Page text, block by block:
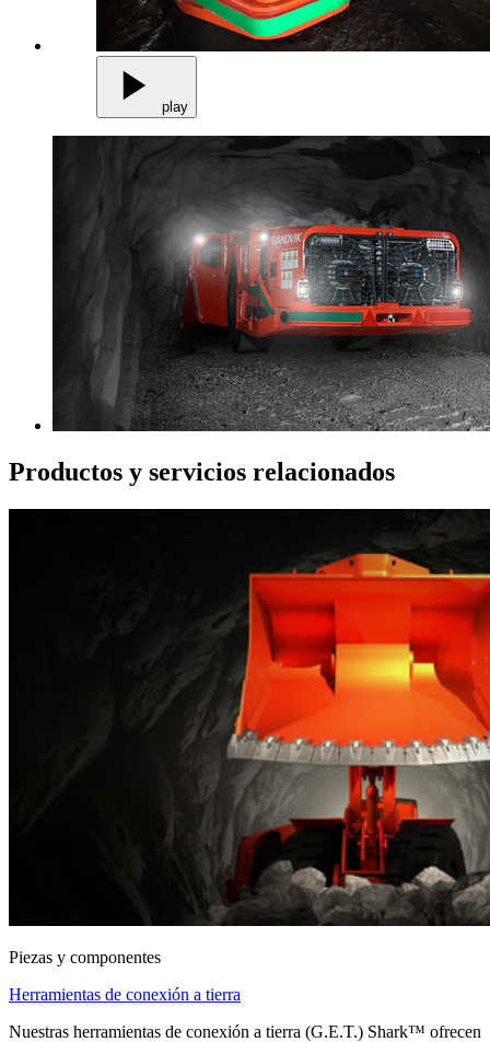
play
Productos y servicios relacionados
Piezas y componentes
Herramientas de conexión a tierra
Nuestras herramientas de conexión a tierra (G.E.T.) Shark™ ofrecen